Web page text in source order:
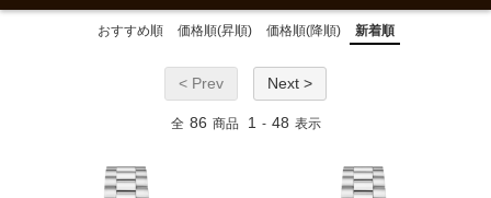
おすすめ順 価格順(昇順) 価格順(降順) 新着順
< Prev Next >
全 86 商品 1 - 48 表示